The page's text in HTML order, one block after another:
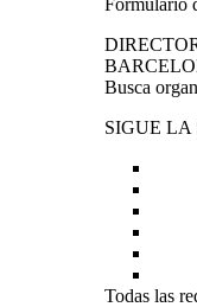
Formulario
Busca
SIGUE
Todas las